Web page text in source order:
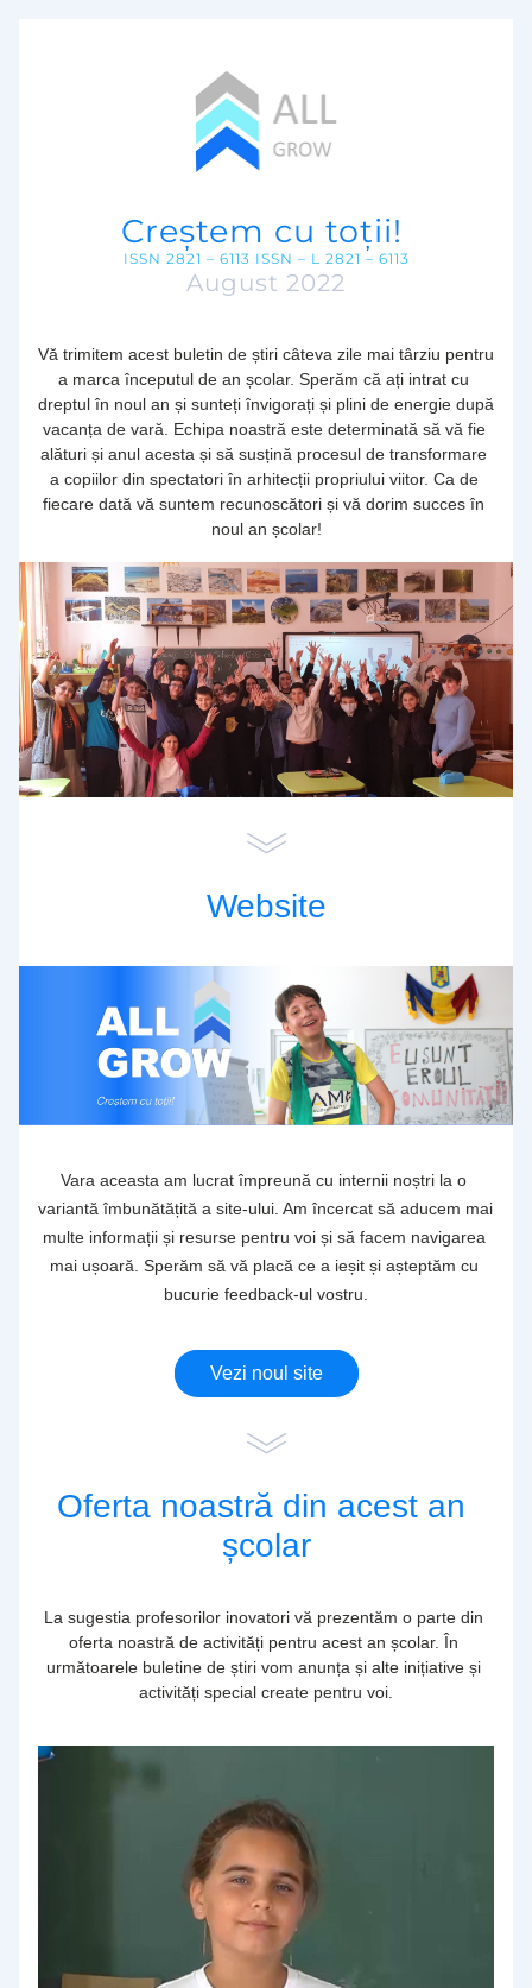
Creștem cu toții!
ISSN 2821 – 6113 ISSN – L 2821 – 6113
August 2022
Vă trimitem acest buletin de știri câteva zile mai târziu pentru
a marca începutul de an școlar. Sperăm că ați intrat cu
dreptul în noul an și sunteți învigorați și plini de energie după
vacanța de vară. Echipa noastră este determinată să vă fie
alături și anul acesta și să susțină procesul de transformare
a copiilor din spectatori în arhitecții propriului viitor. Ca de
fiecare dată vă suntem recunoscători și vă dorim succes în
noul an școlar!
Website
Vara aceasta am lucrat împreună cu internii noștri la o
variantă îmbunătățită a site-ului. Am încercat să aducem mai
multe informații și resurse pentru voi și să facem navigarea
mai ușoară. Sperăm să vă placă ce a ieșit și așteptăm cu
bucurie feedback-ul vostru.
Vezi noul site
Oferta noastră din acest an
școlar
La sugestia profesorilor inovatori vă prezentăm o parte din
oferta noastră de activități pentru acest an școlar. În
următoarele buletine de știri vom anunța și alte inițiative și
activități special create pentru voi.